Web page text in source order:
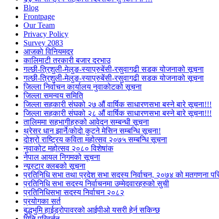
Blog
Frontpage
Our Team
Privacy Policy
Survey 2083
आजकाे विनियमदर
कालिमाटी तरकारी बजार दरभाउ
गल्छी-त्रिशुली-मेलुङ-स्याप्रुबेंसी-रसुवागढी सडक योजनाको सूचना
गल्छी-त्रिशुली-मेलुङ-स्याप्रुबेंसी-रसुवागढी सडक योजनाको सूचना
जिल्ला निर्वाचन कार्यालय नुवाकोटको सूचना
जिल्ला समन्वय समिति
जिल्ला सहकारी संघको २७ औं वार्षिक साधारणसभा बस्ने बारे सूचना!!!
जिल्ला सहकारी संघको २८ औं वार्षिक साधारणसभा बस्ने बारे सूचना!!!
तालिममा सहभागीहरुको आवेदन सम्बन्धी सूचना
थ्रेसर धान झार्ने/काेदाे कुट्ने मेसिन सम्बन्धि सूचना!
दोश्रो राष्ट्रिय कविता महोत्सव २०७५ सम्बन्धि सूचना
नुवाकोट महोत्सव २०८० विशेषांक
नेपाल आयल निगमको सूचना
न्यूस्टार क्लबको सूचना
प्रतिनिधि सभा तथा प्रदेश सभा सदस्य निर्वाचन, २०७४ को मतगणना
प्रतिनिधि सभा सदस्य निर्वाचनमा उम्मेदवारहरुको सुची
प्रतिनिधिसभा सदस्य निर्वाचन २०८२
प्रयोगका सर्त
बुद्धभुमि हाईड्रोपावरको आईपीओ यसरी हेर्न सकिन्छ